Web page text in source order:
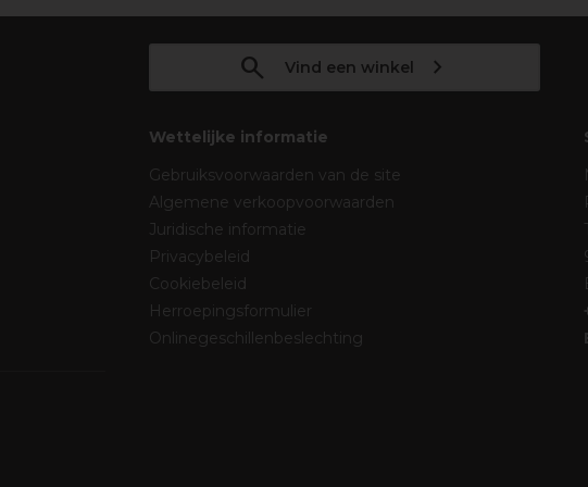
Vind een winkel
Wettelijke informatie
Gebruiksvoorwaarden van de site
Algemene verkoopvoorwaarden
Juridische informatie
Privacybeleid
Cookiebeleid
Herroepingsformulier
Onlinegeschillenbeslechting